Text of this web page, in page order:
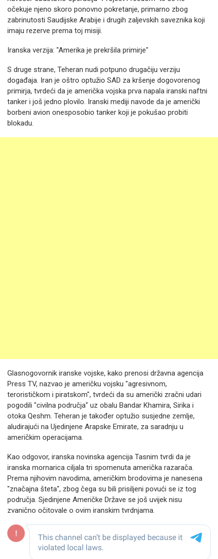
očekuje njeno skoro ponovno pokretanje, primarno zbog
zabrinutosti Saudijske Arabije i drugih zaljevskih saveznika koji
imaju rezerve prema toj misiji.
Iranska verzija: "Amerika je prekršila primirje"
S druge strane, Teheran nudi potpuno drugačiju verziju
događaja. Iran je oštro optužio SAD za kršenje dogovorenog
primirja, tvrdeći da je američka vojska prva napala iranski naftni
tanker i još jedno plovilo. Iranski mediji navode da je američki
borbeni avion onesposobio tanker koji je pokušao probiti
blokadu.
Glasnogovornik iranske vojske, kako prenosi državna agencija
Press TV, nazvao je američku vojsku "agresivnom,
terorističkom i piratskom", tvrdeći da su američki zračni udari
pogodili "civilna područja" uz obalu Bandar Khamira, Sirika i
otoka Qeshm. Teheran je također optužio susjedne zemlje,
aludirajući na Ujedinjene Arapske Emirate, za saradnju u
američkim operacijama.
Kao odgovor, iranska novinska agencija Tasnim tvrdi da je
iranska mornarica ciljala tri spomenuta američka razarača.
Prema njihovim navodima, američkim brodovima je nanesena
"značajna šteta", zbog čega su bili prisiljeni povući se iz tog
područja. Sjedinjene Američke Države se još uvijek nisu
zvanično očitovale o ovim iranskim tvrdnjama.